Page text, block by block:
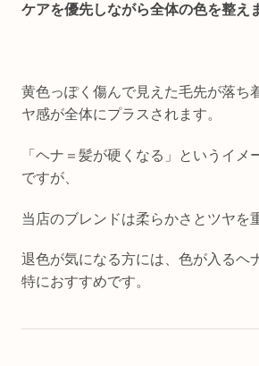
ケアを優先しながら全体の色を整え
黄色っぽく傷んで見えた毛先が落ち
ヤ感が全体にプラスされます。
「ヘナ＝髪が硬くなる」というイメ
ですが、
当店のブレンドは柔らかさとツヤを
退色が気になる方には、色が入るヘ
特におすすめです。